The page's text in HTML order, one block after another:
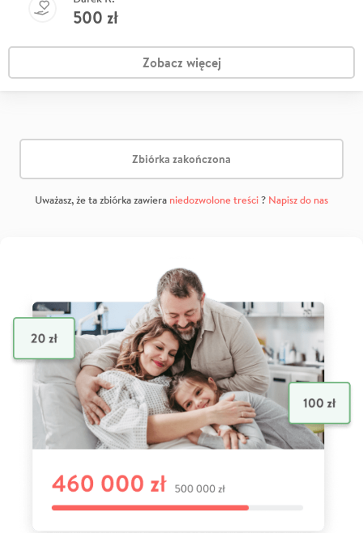
500 zł
Zobacz więcej
Zbiórka zakończona
Uważasz, że ta zbiórka zawiera niedozwolone treści? Napisz do nas